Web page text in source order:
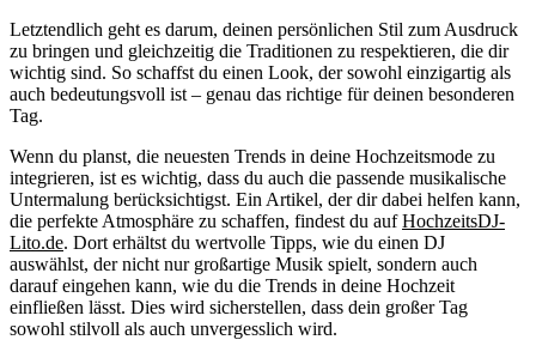
Letztendlich geht es darum, deinen persönlichen Stil zum Ausdruck
zu bringen und gleichzeitig die Traditionen zu respektieren, die dir
wichtig sind. So schaffst du einen Look, der sowohl einzigartig als
auch bedeutungsvoll ist – genau das richtige für deinen besonderen
Tag.
Wenn du planst, die neuesten Trends in deine Hochzeitsmode zu
integrieren, ist es wichtig, dass du auch die passende musikalische
Untermalung berücksichtigst. Ein Artikel, der dir dabei helfen kann,
die perfekte Atmosphäre zu schaffen, findest du aufHochzeitsDJ-
Lito.de. Dort erhältst du wertvolle Tipps, wie du einen DJ
auswählst, der nicht nur großartige Musik spielt, sondern auch
darauf eingehen kann, wie du die Trends in deine Hochzeit
einfließen lässt. Dies wird sicherstellen, dass dein großer Tag
sowohl stilvoll als auch unvergesslich wird.